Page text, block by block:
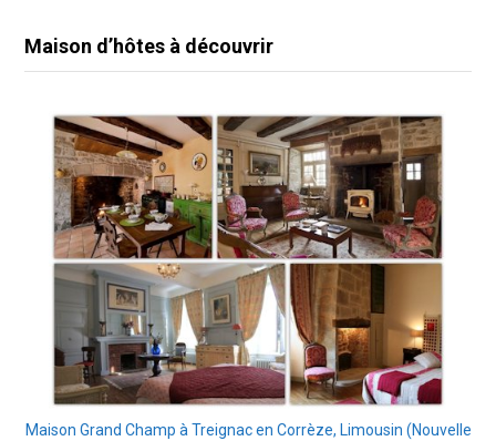
Maison d’hôtes à découvrir
Maison Grand Champ à Treignac en Corrèze, Limousin (Nouvelle